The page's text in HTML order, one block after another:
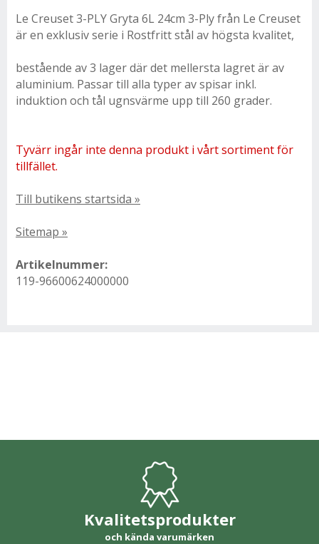
Le Creuset 3-PLY Gryta 6L 24cm 3-Ply från Le Creuset
är en exklusiv serie i Rostfritt stål av högsta kvalitet,
bestående av 3 lager där det mellersta lagret är av
aluminium. Passar till alla typer av spisar inkl.
induktion och tål ugnsvärme upp till 260 grader.
Tyvärr ingår inte denna produkt i vårt sortiment för
tillfället.
Till butikens startsida »
Sitemap »
Artikelnummer:
119-96600624000000
Kvalitetsprodukter
och kända varumärken